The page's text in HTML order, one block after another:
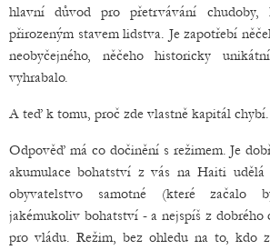
hlavní důvod pro přetrvávání chudoby,
přirozeným stavem lidstva. Je zapotřebí
neobyčejného, něčeho historicky
vyhrabalo.
A teď k tomu, proč zde vlastně kapitál chybí.
Odpověď má co dočinění s režimem. Je
akumulace bohatství z vás na Haiti
obyvatelstvo samotné (které začalo
jakémukoliv bohatství - a nejspíš z dobrého
pro vládu. Režim, bez ohledu na to, kdo